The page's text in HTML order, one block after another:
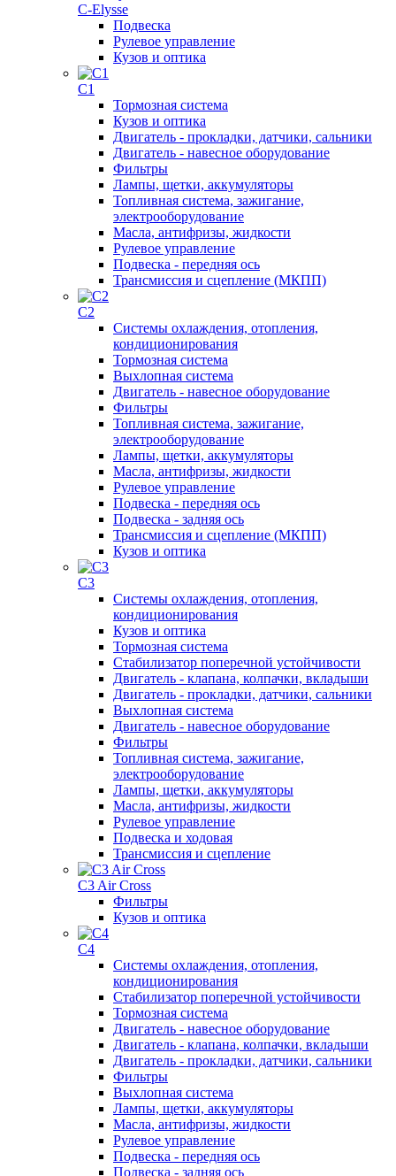
C-Elysse
Подвеска
Рулевое управление
Кузов и оптика
C1
Тормозная система
Кузов и оптика
Двигатель - прокладки, датчики, сальники
Двигатель - навесное оборудование
Фильтры
Лампы, щетки, аккумуляторы
Топливная система, зажигание,
электрооборудование
Масла, антифризы, жидкости
Рулевое управление
Подвеска - передняя ось
Трансмиссия и сцепление (МКПП)
C2
Системы охлаждения, отопления,
кондиционирования
Тормозная система
Выхлопная система
Двигатель - навесное оборудование
Фильтры
Топливная система, зажигание,
электрооборудование
Лампы, щетки, аккумуляторы
Масла, антифризы, жидкости
Рулевое управление
Подвеска - передняя ось
Подвеска - задняя ось
Трансмиссия и сцепление (МКПП)
Кузов и оптика
C3
Системы охлаждения, отопления,
кондиционирования
Кузов и оптика
Тормозная система
Стабилизатор поперечной устойчивости
Двигатель - клапана, колпачки, вкладыши
Двигатель - прокладки, датчики, сальники
Выхлопная система
Двигатель - навесное оборудование
Фильтры
Топливная система, зажигание,
электрооборудование
Лампы, щетки, аккумуляторы
Масла, антифризы, жидкости
Рулевое управление
Подвеска и ходовая
Трансмиссия и сцепление
C3 Air Cross
Фильтры
Кузов и оптика
C4
Системы охлаждения, отопления,
кондиционирования
Стабилизатор поперечной устойчивости
Тормозная система
Двигатель - навесное оборудование
Двигатель - клапана, колпачки, вкладыши
Двигатель - прокладки, датчики, сальники
Фильтры
Выхлопная система
Лампы, щетки, аккумуляторы
Масла, антифризы, жидкости
Рулевое управление
Подвеска - передняя ось
Подвеска - задняя ось